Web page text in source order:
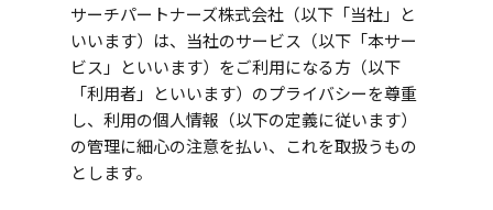
サーチパートナーズ株式会社（以下「当社」と
いいます）は、当社のサービス（以下「本サー
ビス」といいます）をご利用になる方（以下
「利用者」といいます）のプライバシーを尊重
し、利用の個人情報（以下の定義に従います）
の管理に細心の注意を払い、これを取扱うもの
とします。